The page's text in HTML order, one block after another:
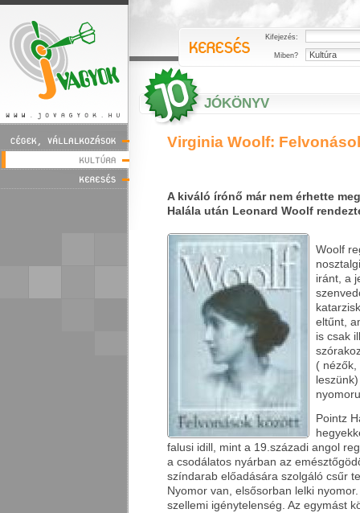
Kifejezés:
Miben?
JÓKÖNYV
Virginia Woolf:
A kiváló írónő már nem érhette
Halála után Leonard Woolf
Woolf
iránt, a
eltűnt,
is csak
( nézők,
Pointz
falusi idill, mint a 19.századi angol
a csodálatos nyárban az
színdarab előadására szolgáló csűr
Nyomor van, elsősorban lelki
szellemi igénytelenség. Az egymást